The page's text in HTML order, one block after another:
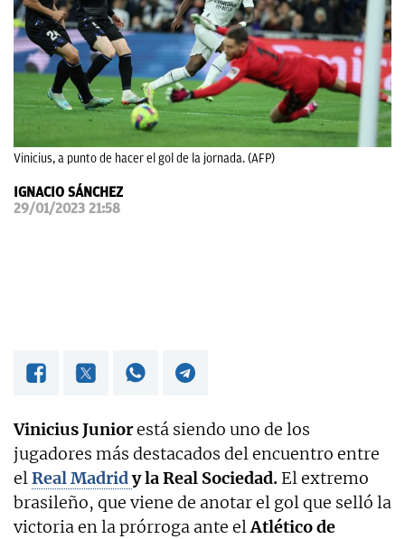
OKDIARIO
Vinicius, a punto de hacer el gol de la jornada. (AFP)
IGNACIO SÁNCHEZ
29/01/2023 21:58
Vinicius Juniorestá siendo uno de los
jugadores más destacados del encuentro entre
elReal Madridy la Real Sociedad. El extremo
brasileño, que viene de anotar el gol que selló la
victoria en la prórroga ante elAtlético de